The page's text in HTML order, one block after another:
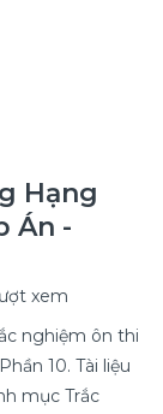
Hạng
Án -
xem
nghiệm ôn thi
10. Tài liệu
mục Trắc